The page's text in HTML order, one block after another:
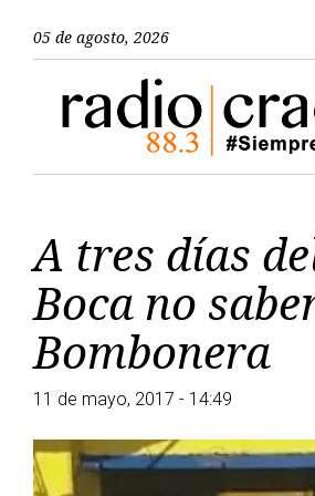
05 de agosto, 2026
A tres días
Boca no
Bombonera
11 de mayo, 2017 - 14:49